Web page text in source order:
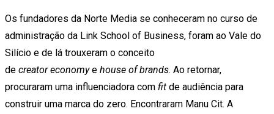
Os fundadores da Norte Media se conheceram no curso de
administração da Link School of Business, foram ao Vale do
Silício e de lá trouxeram o conceito
de creator economye house of brands. Ao retornar,
procuraram uma influenciadora com fit de audiência para
construir uma marca do zero. Encontraram Manu Cit. A